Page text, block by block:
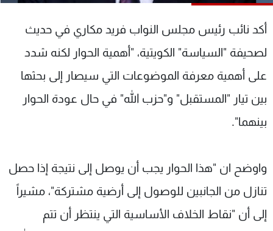
أكد نائب رئيس مجلس النواب فريد مكاري في حديث
لصحيفة "السياسة" الكويتية، "أهمية الحوار لكنه شدد
على أهمية معرفة الموضوعات التي سيصار إلى بحثها
بين تيار "المستقبل" و"حزب الله" في حال عودة الحوار
بينهما".
واوضح ان "هذا الحوار يجب أن يوصل إلى نتيجة إذا حصل
تنازل من الجانبين للوصول إلى أرضية مشتركة"، مشيراً
إلى أن "نقاط الخلاف الأساسية التي ينتظر أن تتم
عن MTV
لاعلاناتكم
وظائف
شروط الإسـتخدام